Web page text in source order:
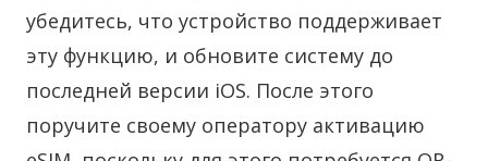
убедитесь, что устройство поддерживает
эту функцию, и обновите систему до
последней версии iOS. После этого
поручите своему оператору активацию